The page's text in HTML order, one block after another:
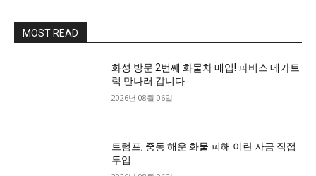
MOST READ
화성 방문 2번째 화물차 매입! 파비스 메가트
럭 만나러 갑니다
2026년 08월 06일
트럼프, 중동 해운·화물 피해 이란 자금 직접
투입